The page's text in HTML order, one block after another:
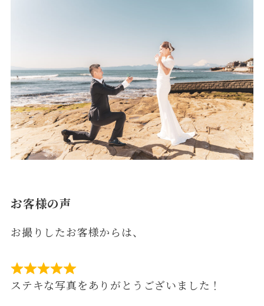
お客様の声
お撮りしたお客様からは、
ステキな写真をありがとうございました！